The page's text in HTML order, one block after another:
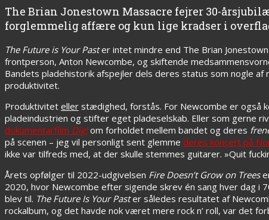
The Brian Jonestown Massacre fejrer 30-
forglemmelig affære og kun lige kradser i
The Future is Your Paster intet mindre end The Brian
frontperson, Anton Newcombe, og skiftende
Bandets pladehistorik afspejler dels deres status som nogle
produktivitet.
Produktivitet eller stædighed, forstås. For Newcombe er også
pladeindustrien og stifter eget pladeselskab. Eller som gerne
dokumentarfilm Dig!om forholdet mellem bandet og deres
på scenen – jeg vil personligt sent glemme deres koncert på
ikke var tilfreds med, at der skulle stemmes guitarer. »Quit
Årets opfølger til 2022-udgivelsen Fire Doesn’t Grow on Trees
2020, hvor Newcombe efter sigende skrev én sang hver dag i
blev til. The Future Is Your Paster således resultatet af
rockalbum, og det havde nok været mere rock n’ roll, var det